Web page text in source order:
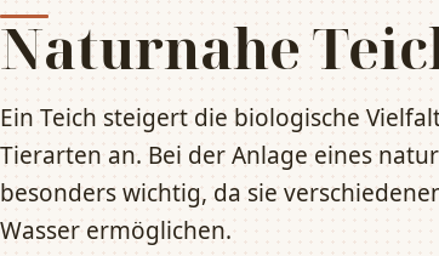
Naturnahe
Ein Teich steigert die biologische
Tierarten an. Bei der Anlage eines
besonders wichtig, da sie
Wasser ermöglichen.